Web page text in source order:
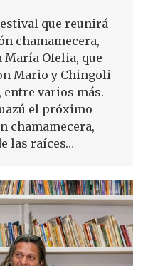
que reunirá
chamamecera,
María Ofelia, que
Mario y Chingoli
varios más.
el próximo
chamamecera,
las raíces…